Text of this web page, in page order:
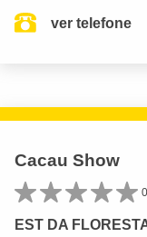
ver telefone
Cacau Show
EST DA